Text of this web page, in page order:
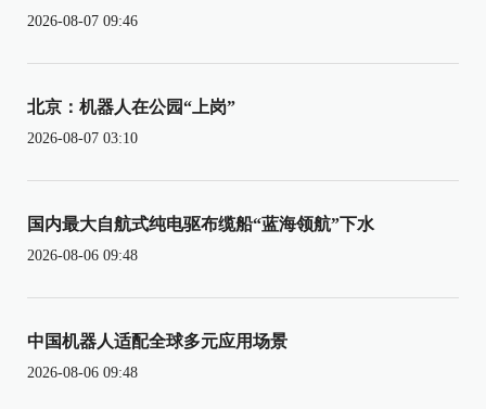
2026-08-07 09:46
北京：机器人在公园“上岗”
2026-08-07 03:10
国内最大自航式纯电驱布缆船“蓝海领航”下水
2026-08-06 09:48
中国机器人适配全球多元应用场景
2026-08-06 09:48